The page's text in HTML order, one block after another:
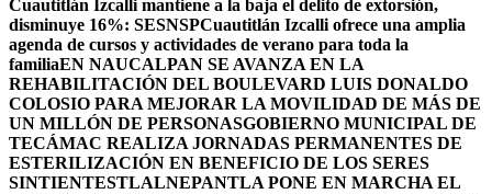
Cuautitlán Izcalli mantiene a la baja el delito de extorsión,
disminuye 16%: SESNSPCuautitlán Izcalli ofrece una amplia
agenda de cursos y actividades de verano para toda la
familiaEN NAUCALPAN SE AVANZA EN LA
REHABILITACIÓN DEL BOULEVARD LUIS DONALDO
COLOSIO PARA MEJORAR LA MOVILIDAD DE MÁS DE
UN MILLÓN DE PERSONASGOBIERNO MUNICIPAL DE
TECÁMAC REALIZA JORNADAS PERMANENTES DE
ESTERILIZACIÓN EN BENEFICIO DE LOS SERES
SINTIENTESTLALNEPANTLA PONE EN MARCHA EL